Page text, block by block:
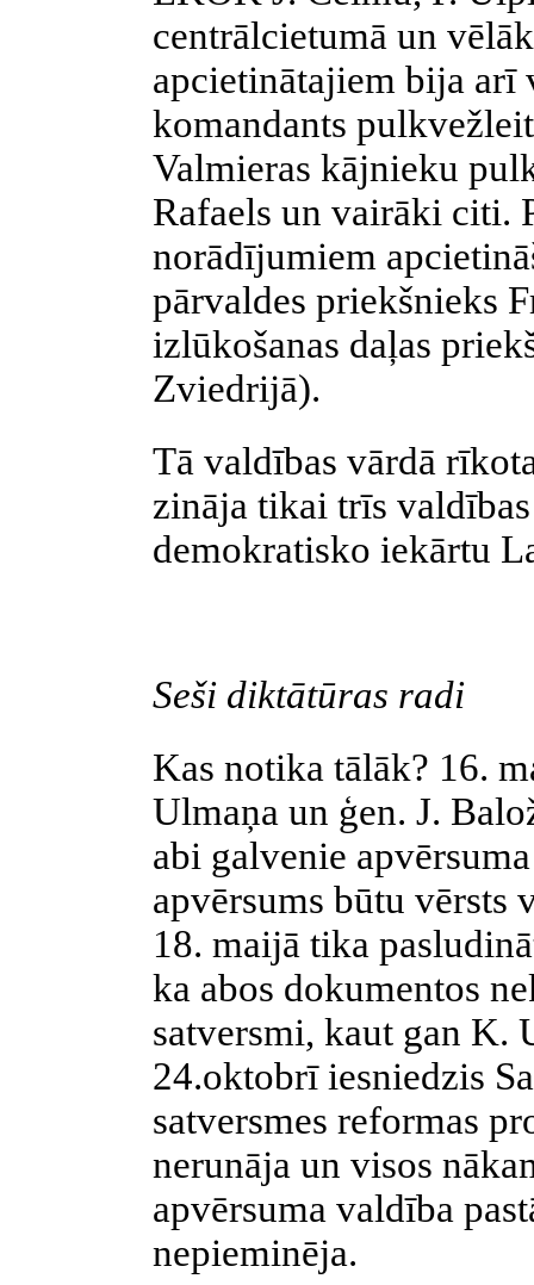
centrālcietumā un
apcietinātajiem bija arī
komandants
Valmieras kājnieku
Rafaels un vairāki citi.
norādījumiem
pārvaldes priekšnieks
izlūkošanas daļas
Zviedrijā).
Tā valdības vārdā
zināja tikai trīs
demokratisko iekārtu
Seši diktātūras radi
Kas notika tālāk? 16.
Ulmaņa un ģen. J.
abi galvenie
apvērsums būtu
18. maijā tika
ka abos dokumentos
satversmi, kaut gan K.
24.oktobrī iesniedzis
satversmes reformas
nerunāja un visos
apvērsuma valdība
nepieminēja.